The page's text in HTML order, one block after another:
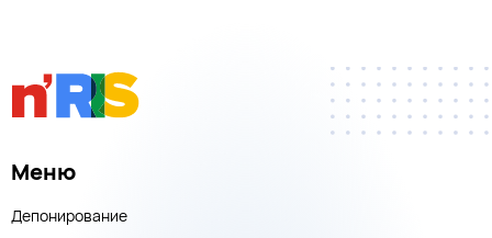
Меню
Депонирование